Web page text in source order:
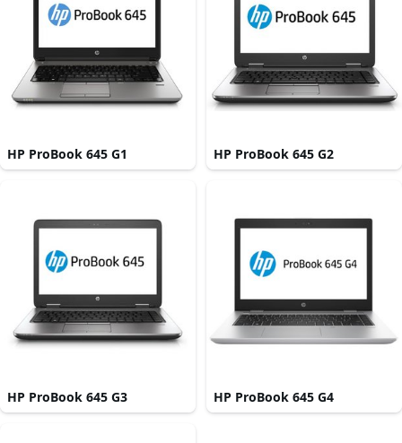
HP ProBook 645 G1 HP ProBook 645 G2
HP ProBook 645 G3 HP ProBook 645 G4